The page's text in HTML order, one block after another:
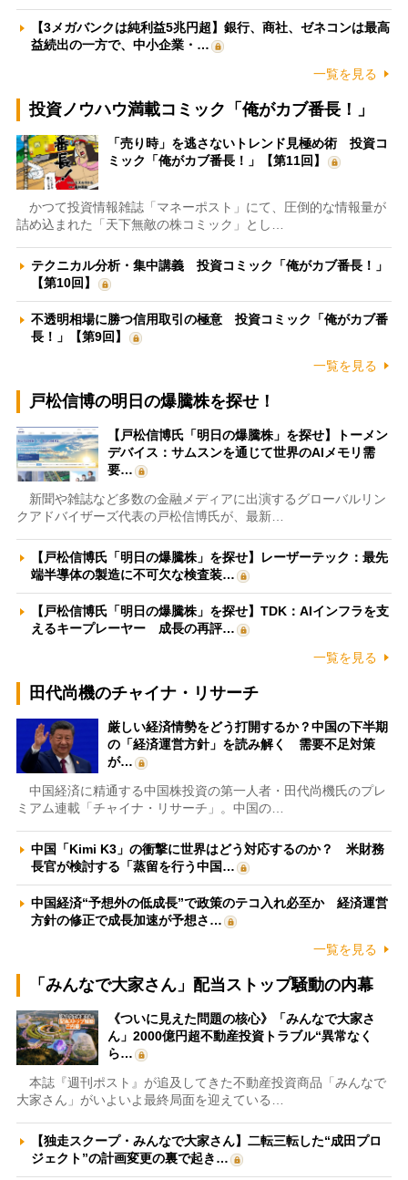
【3メガバンクは純利益5兆円超】銀行、商社、ゼネコンは最高
益続出の一方で、中小企業・…
一覧を見る
投資ノウハウ満載コミック「俺がカブ番長！」
「売り時」を逃さないトレンド見極め術 投資コ
ミック「俺がカブ番長！」【第11回】
かつて投資情報雑誌「マネーポスト」にて、圧倒的な情報量が
詰め込まれた「天下無敵の株コミック」とし…
テクニカル分析・集中講義 投資コミック「俺がカブ番長！」
【第10回】
不透明相場に勝つ信用取引の極意 投資コミック「俺がカブ番
長！」【第9回】
一覧を見る
戸松信博の明日の爆騰株を探せ！
【戸松信博氏「明日の爆騰株」を探せ】トーメン
デバイス：サムスンを通じて世界のAIメモリ需
要…
新聞や雑誌など多数の金融メディアに出演するグローバルリン
クアドバイザーズ代表の戸松信博氏が、最新…
【戸松信博氏「明日の爆騰株」を探せ】レーザーテック：最先
端半導体の製造に不可欠な検査装…
【戸松信博氏「明日の爆騰株」を探せ】TDK：AIインフラを支
えるキープレーヤー 成長の再評…
一覧を見る
田代尚機のチャイナ・リサーチ
厳しい経済情勢をどう打開するか？中国の下半期
の「経済運営方針」を読み解く 需要不足対策
が…
中国経済に精通する中国株投資の第一人者・田代尚機氏のプレ
ミアム連載「チャイナ・リサーチ」。中国の…
中国「Kimi K3」の衝撃に世界はどう対応するのか？ 米財務
長官が検討する「蒸留を行う中国…
中国経済“予想外の低成長”で政策のテコ入れ必至か 経済運営
方針の修正で成長加速が予想さ…
一覧を見る
「みんなで大家さん」配当ストップ騒動の内幕
《ついに見えた問題の核心》「みんなで大家さ
ん」2000億円超不動産投資トラブル“異常なく
ら…
本誌『週刊ポスト』が追及してきた不動産投資商品「みんなで
大家さん」がいよいよ最終局面を迎えている…
【独走スクープ・みんなで大家さん】二転三転した“成田プロ
ジェクト”の計画変更の裏で起き…